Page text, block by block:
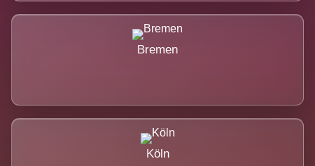
Bremen
Köln